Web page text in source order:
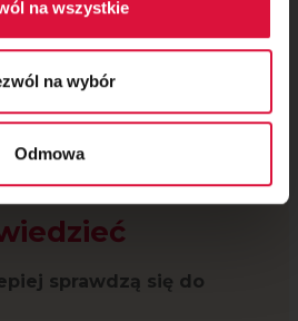
na wszystkie
na wybór
Odmowa
sprawdzą się do